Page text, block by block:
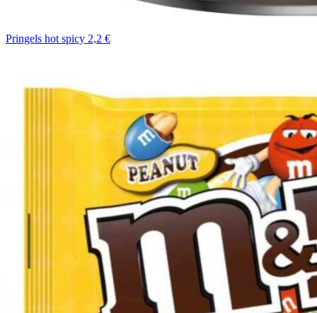
Pringels hot spicy 2,2 €